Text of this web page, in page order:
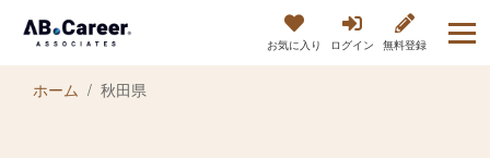
お気に入り ログイン 無料登録
ホーム 秋田県